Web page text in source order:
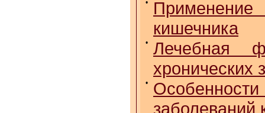
•
кишечника
•
Лечебная
хронических
•
заболеваний